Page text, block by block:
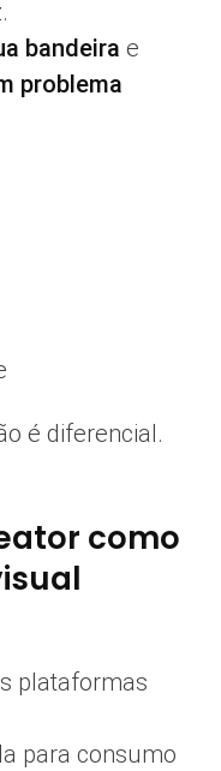
bandeira e
problema
é diferencial.
como
plataformas
para consumo